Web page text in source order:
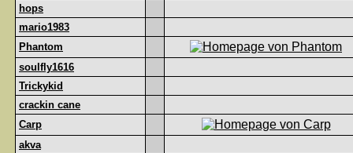
hops
mario1983
Phantom
soulfly1616
Trickykid
crackin cane
Carp
akva